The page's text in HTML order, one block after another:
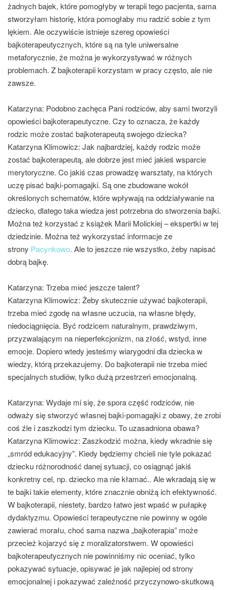
żadnych bajek, które pomogłyby w terapii tego pacjenta, sama
stworzyłam historię, która pomogłaby mu radzić sobie z tym
lękiem. Ale oczywiście istnieje szereg opowieści
bajkoterapeutycznych, które są na tyle uniwersalne
metaforycznie, że można je wykorzystywać w różnych
problemach. Z bajkoterapii korzystam w pracy często, ale nie
zawsze.
Katarzyna: Podobno zachęca Pani rodziców, aby sami tworzyli
opowieści bajkoterapeutyczne. Czy to oznacza, że każdy
rodzic może zostać bajkoterapeutą swojego dziecka?
Katarzyna Klimowicz: Jak najbardziej, każdy rodzic może
zostać bajkoterapeutą, ale dobrze jest mieć jakieś wsparcie
merytoryczne. Co jakiś czas prowadzę warsztaty, na których
uczę pisać bajki-pomagajki. Są one zbudowane wokół
określonych schematów, które wpływają na oddziaływanie na
dziecko, dlatego taka wiedza jest potrzebna do stworzenia bajki.
Można też korzystać z książek Marii Molickiej – ekspertki w tej
dziedzinie. Można też wykorzystać informacje ze
strony Pacynkowo. Ale to jeszcze nie wszystko, żeby napisać
dobrą bajkę.
Katarzyna: Trzeba mieć jeszcze talent?
Katarzyna Klimowicz: Żeby skutecznie używać bajkoterapii,
trzeba mieć zgodę na własne uczucia, na własne błędy,
niedociągnięcia. Być rodzicem naturalnym, prawdziwym,
przyzwalającym na nieperfekcjonizm, na złość, wstyd, inne
emocje. Dopiero wtedy jesteśmy wiarygodni dla dziecka w
wiedzy, którą przekazujemy. Do bajkoterapii nie trzeba mieć
specjalnych studiów, tylko dużą przestrzeń emocjonalną.
Katarzyna: Wydaje mi się, że spora część rodziców, nie
odważy się stworzyć własnej bajki-pomagajki z obawy, że zrobi
coś źle i zaszkodzi tym dziecku. To uzasadniona obawa?
Katarzyna Klimowicz: Zaszkodzić można, kiedy wkradnie się
„smród edukacyjny”. Kiedy będziemy chcieli nie tyle pokazać
dziecku różnorodność danej sytuacji, co osiągnąć jakiś
konkretny cel, np. dziecko ma nie kłamać.. Ale wkradają się w
te bajki takie elementy, które znacznie obniżą ich efektywność.
W bajkoterapii, niestety, bardzo łatwo jest wpaść w pułapkę
dydaktyzmu. Opowieści terapeutyczne nie powinny w ogóle
zawierać morału, choć sama nazwa „bajkoterapia” może
przecież kojarzyć się z moralizatorstwem. W opowieści
bajkoterapeutycznych nie powinniśmy nic oceniać, tylko
pokazywać sytuacje, opisywać je jak najlepiej od strony
emocjonalnej i pokazywać zależność przyczynowo-skutkową